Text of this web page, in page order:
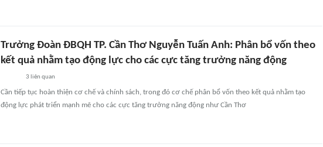
Trưởng Đoàn ĐBQH TP. Cần Thơ Nguyễn Tuấn Anh: Phân bổ vốn theo
kết quả nhằm tạo động lực cho các cực tăng trưởng năng động
3 liên quan
Cần tiếp tục hoàn thiện cơ chế và chính sách, trong đó cơ chế phân bổ vốn theo kết quả nhằm tạo
động lực phát triển mạnh mẽ cho các cực tăng trưởng năng động như Cần Thơ